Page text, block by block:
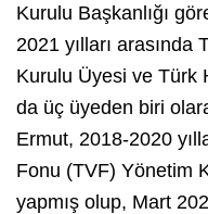
Kurulu Başkanlığı
2021 yılları arasında
Kurulu Üyesi ve Türk
da üç üyeden biri
Ermut, 2018-2020
Fonu (TVF) Yönetim
yapmış olup, Mart